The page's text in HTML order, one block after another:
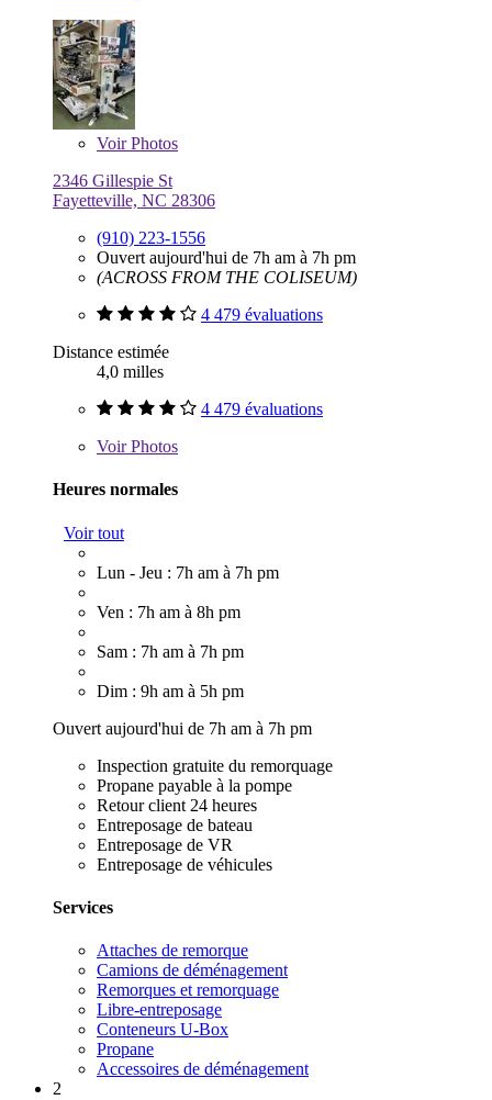
VoirPhotos
2346 Gillespie St
Fayetteville, NC 28306
(910) 223-1556
Ouvert aujourd'hui de 7h am à 7h pm
(ACROSS FROM THE COLISEUM)
4 479 évaluations
Distance estimée
4,0 milles
4 479 évaluations
VoirPhotos
Heures normales
Voir tout
Lun - Jeu : 7h am à 7h pm
Ven : 7h am à 8h pm
Sam : 7h am à 7h pm
Dim : 9h am à 5h pm
Ouvert aujourd'hui de 7h am à 7h pm
Inspection gratuite du remorquage
Propane payable à la pompe
Retour client 24 heures
Entreposage de bateau
Entreposage de VR
Entreposage de véhicules
Services
Attaches de remorque
Camions de déménagement
Remorques et remorquage
Libre-entreposage
Conteneurs U-Box
Propane
Accessoires de déménagement
2